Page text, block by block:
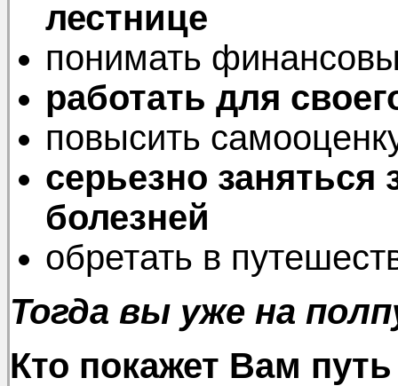
лестнице
понимать
работать для
повысить
серьезно
болезней
обретать в
Тогда вы уже на
Кто покажет Вам